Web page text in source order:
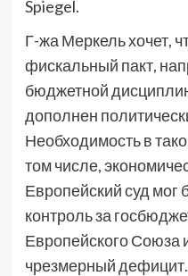
Spiegel.
Г-жа Меркель хочет,
фискальный пакт,
бюджетной
дополнен
Необходимость в
том числе,
Европейский суд мог
контроль за
Европейского Союза
чрезмерный дефицит.